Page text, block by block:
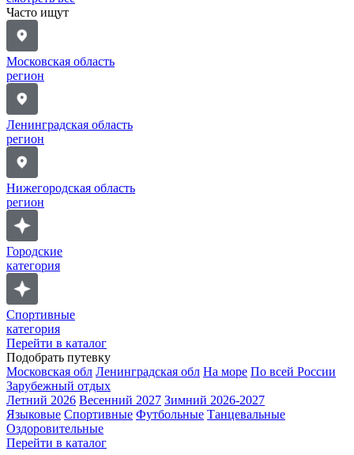
Часто ищут
Московская область
регион
Ленинградская область
регион
Нижегородская область
регион
Городские
категория
Спортивные
категория
Перейти в каталог
Подобрать путевку
Московская обл Ленинградская обл На море По всей России
Зарубежный отдых
Летний 2026 Весенний 2027 Зимний 2026-2027
Языковые Спортивные Футбольные Танцевальные
Оздоровительные
Перейти в каталог